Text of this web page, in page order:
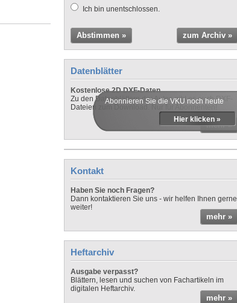
Ich bin unentschlossen.
Abstimmen » zum Archiv »
Datenblätter
Kostenlose 2D DXF-Daten
Zu den Datenblättern der Autos gibt es auch DXF-
Dateien zum Download. Nur für Abonnenten!
mehr »
Abonnieren Sie die VKU noch heute
Hier klicken »
Kontakt
Haben Sie noch Fragen?
Dann kontaktieren Sie uns - wir helfen Ihnen gerne
weiter!
mehr »
Heftarchiv
Ausgabe verpasst?
Blättern, lesen und suchen von Fachartikeln im
digitalen Heftarchiv.
mehr »